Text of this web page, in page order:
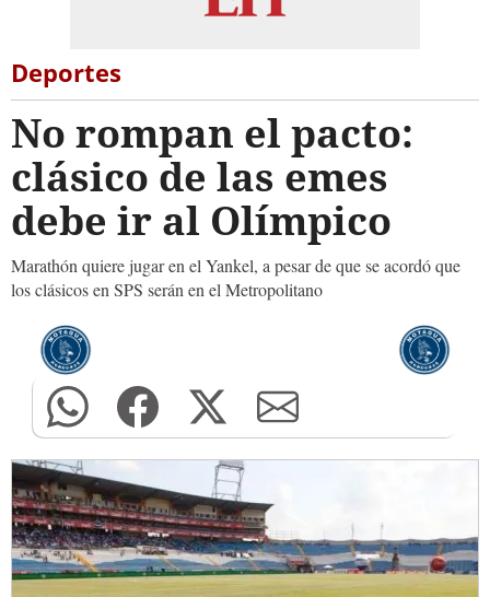
Deportes
No rompan el pacto:
clásico de las emes
debe ir al Olímpico
Marathón quiere jugar en el Yankel, a pesar de que se acordó que
los clásicos en SPS serán en el Metropolitano